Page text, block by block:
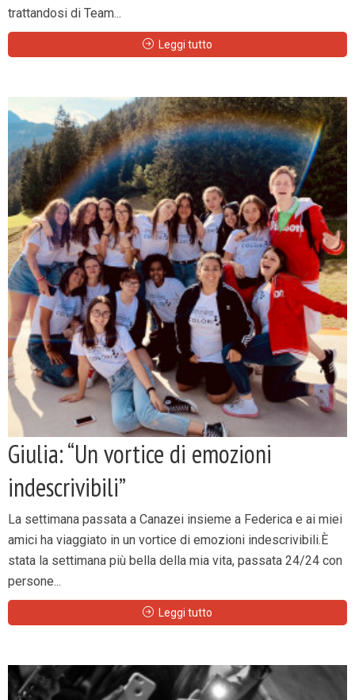
trattandosi di Team...
Leggi tutto
Giulia: “Un vortice di emozioni
indescrivibili”
La settimana passata a Canazei insieme a Federica e ai miei
amici ha viaggiato in un vortice di emozioni indescrivibili.È
stata la settimana più bella della mia vita, passata 24/24 con
persone...
Leggi tutto